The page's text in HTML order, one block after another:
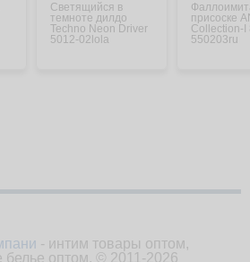
Светящийся в
темноте дилдо
Techno Neon Driver
5012-02lola
присоске
Collection-I
550203ru
- интим товары оптом,
белье оптом. © 2011-2026